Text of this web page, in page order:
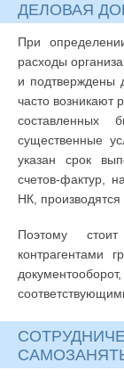
ДЕЛОВАЯ
При
расходы
и подтверждены
часто возникают
составленных
существенные
указан срок
счетов-фактур,
НК,
Поэтому
контрагентами